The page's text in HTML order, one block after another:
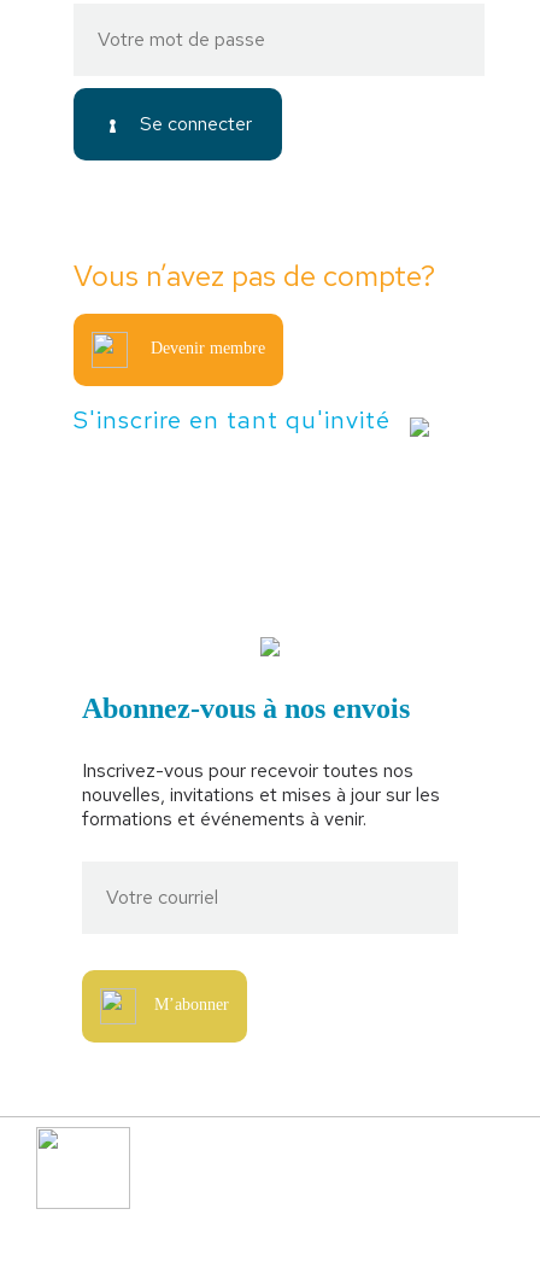
Se connecter
Vous n’avez pas de compte?
Devenir membre
S'inscrire en tant qu'invité
Abonnez-vous à nos envois
Inscrivez-vous pour recevoir toutes nos
nouvelles, invitations et mises à jour sur les
formations et événements à venir.
M’abonner